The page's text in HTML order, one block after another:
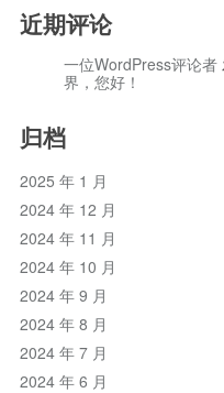
近期评论
一位WordPress评论者
界，您好！
归档
2025 年 1 月
2024 年 12 月
2024 年 11 月
2024 年 10 月
2024 年 9 月
2024 年 8 月
2024 年 7 月
2024 年 6 月